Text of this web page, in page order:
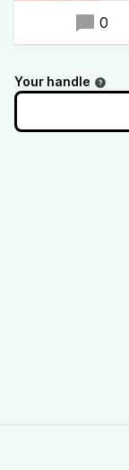
0
Your handle